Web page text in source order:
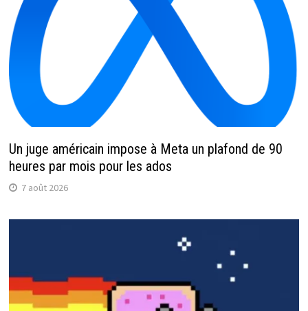
Un juge américain impose à Meta un plafond de 90
heures par mois pour les ados
7 août 2026